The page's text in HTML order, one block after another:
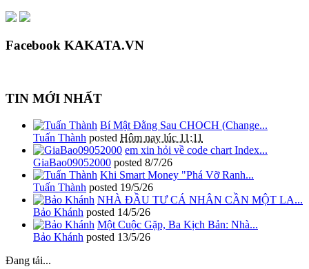
Facebook KAKATA.VN
TIN MỚI NHẤT
Bí Mật Đằng Sau CHOCH (Change...
Tuấn Thành posted Hôm nay lúc 11:11
em xin hỏi về code chart Index...
GiaBao09052000 posted 8/7/26
Khi Smart Money "Phá Vỡ Ranh...
Tuấn Thành posted 19/5/26
NHÀ ĐẦU TƯ CÁ NHÂN CẦN MỘT LA...
Bảo Khánh posted 14/5/26
Một Cuộc Gặp, Ba Kịch Bản: Nhà...
Bảo Khánh posted 13/5/26
Đang tải...